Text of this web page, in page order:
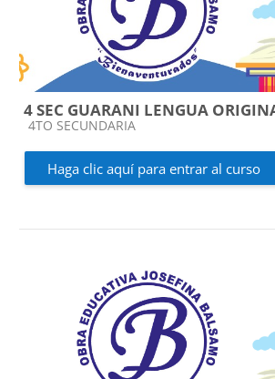
4 SEC GUARANI LENGUA
Categoría de cursos
4TO SECUNDARIA
Haga clic aquí para entrar al curso